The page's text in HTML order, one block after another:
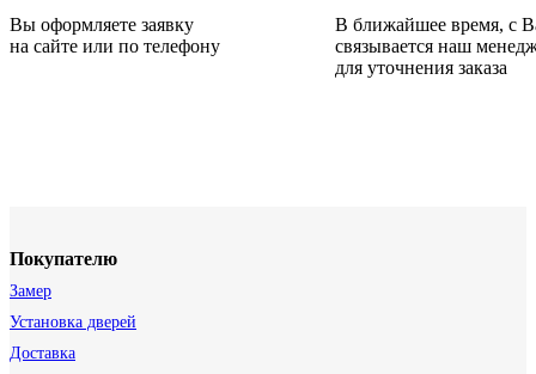
Вы оформляете заявку
на сайте или по телефону
В ближайшее время, с
связывается наш
для уточнения заказа
Покупателю
Замер
Установка дверей
Доставка